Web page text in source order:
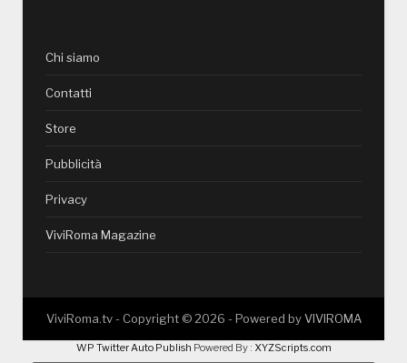
Chi siamo
Contatti
Store
Pubblicità
Privacy
ViviRoma Magazine
ViviRoma.tv - Copyright © 2026 - Powered byVIVIROMA
WP Twitter Auto Publish Powered By : XYZScripts.com